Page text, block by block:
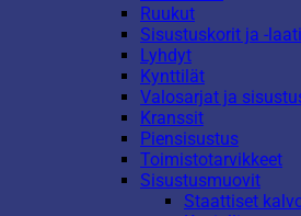
Ruukut
Sisustuskorit ja -
Lyhdyt
Kynttilät
Valosarjat ja
Kranssit
Piensisustus
Toimistotarvikkeet
Sisustusmuovit
Staattiset